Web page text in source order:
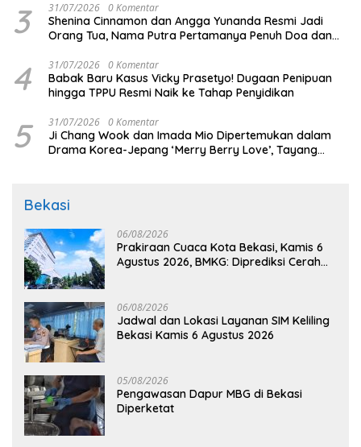
3 31/07/2026 0 Komentar
Shenina Cinnamon dan Angga Yunanda Resmi Jadi
Orang Tua, Nama Putra Pertamanya Penuh Doa dan
4 31/07/2026 0 Komentar
Babak Baru Kasus Vicky Prasetyo! Dugaan Penipuan
hingga TPPU Resmi Naik ke Tahap Penyidikan
5 31/07/2026 0 Komentar
Ji Chang Wook dan Imada Mio Dipertemukan dalam
Drama Korea-Jepang ‘Merry Berry Love’, Tayang
Bekasi
06/08/2026
Prakiraan Cuaca Kota Bekasi, Kamis 6
Agustus 2026, BMKG: Diprediksi Cerah
06/08/2026
Jadwal dan Lokasi Layanan SIM Keliling
Bekasi Kamis 6 Agustus 2026
05/08/2026
Pengawasan Dapur MBG di Bekasi
Diperketat